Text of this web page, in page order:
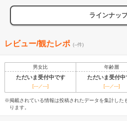
ラインナッ
レビュー/観たレポ (--件)
男女比 年齢層
ただいま受付中です ただいま受付中
[---／---] [---／---]
※掲載されている情報は投稿されたデータを集計した
ります。